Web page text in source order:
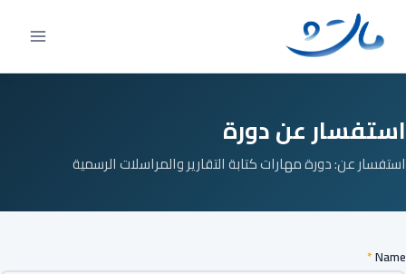
content
استفسار عن دورة
استفسار عن: دورة مهارات كتابة التقارير والمراسلات الرسمية
Name
*